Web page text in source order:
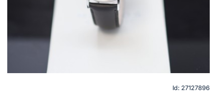
Id: 27127896